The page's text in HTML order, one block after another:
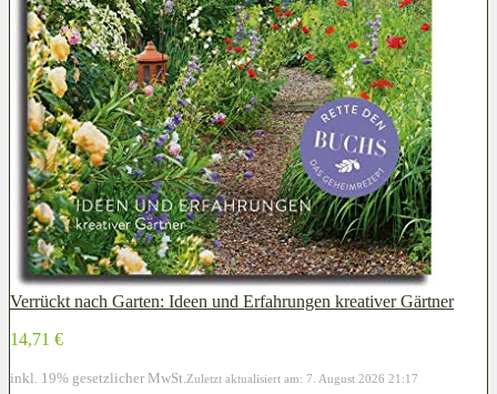
Verrückt nach Garten: Ideen und Erfahrungen kreativer Gärtner
14,71 €
inkl. 19% gesetzlicher MwSt. Zuletzt aktualisiert am: 7. August 2026 21:17